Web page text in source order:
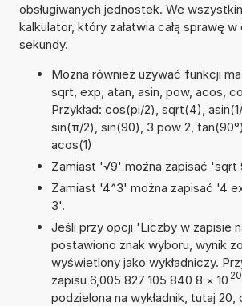
obsługiwanych jednostek. We
kalkulator, który załatwia całą sprawę w
sekundy.
Można również używać funkcji
sqrt, exp, atan, asin, pow, acos,
Przykład: cos(pi/2), sqrt(4),
sin(π/2), sin(90), 3 pow 2,
acos(1)
Zamiast '√9' można zapisać 'sqrt
Zamiast '4^3' można zapisać '4
3'.
Jeśli przy opcji 'Liczby w zapisie
postawiono znak wyboru, wynik
wyświetlony jako wykładniczy.
zapisu 6,005 827 105 840 8 × 10 20
podzielona na wykładnik, tutaj 20,